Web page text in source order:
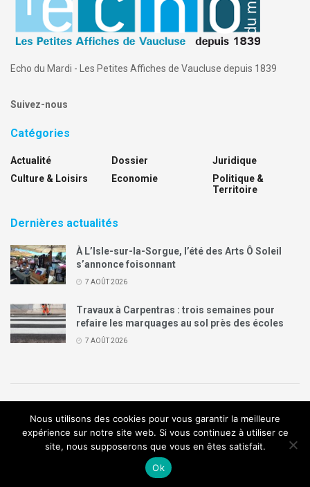
Echo du Mardi - Les Petites Affiches de Vaucluse depuis 1839
Suivez-nous
Catégories
Actualité
Culture & Loisirs
Dossier
Economie
Juridique
Politique &
Territoire
Dernières actualités
À L’Isle-sur-la-Sorgue, l’été des Arts Ô Soleil
s’annonce foisonnant
7 AOÛT 2026
Travaux à Carpentras : trois semaines pour
refaire les marquages au sol près des écoles
7 AOÛT 2026
Politique de confidentialité Mentions légales
Contact
Annonces Legal Plus
Agence de communication
Nous utilisons des cookies pour vous garantir la meilleure
expérience sur notre site web. Si vous continuez à utiliser ce
site, nous supposerons que vous en êtes satisfait.
Ok